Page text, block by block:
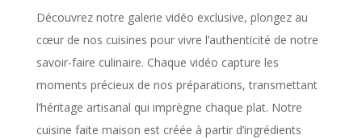
Découvrez notre galerie vidéo exclusive, plongez au
cœur de nos cuisines pour vivre l’authenticité de notre
savoir-faire culinaire. Chaque vidéo capture les
moments précieux de nos préparations, transmettant
l’héritage artisanal qui imprègne chaque plat. Notre
cuisine faite maison est créée à partir d’ingrédients